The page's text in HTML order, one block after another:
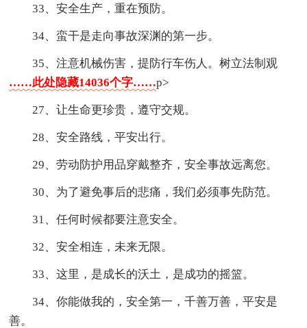
33、安全生产，重在预防。
34、蛮干是走向事故深渊的第一步。
35、注意机械伤害，提防行车伤人。树立法制观
……此处隐藏14036个字……p>
27、让生命更珍贵，遵守交规。
28、安全路线，平安出行。
29、劳动防护用品穿戴整齐，安全事故远离您。
30、为了避免事后的悲痛，我们必须事先防范。
31、任何时候都要注意安全。
32、安全相连，未来无限。
33、这里，是成长的沃土，是成功的摇篮。
34、你能做我的，安全第一，千善万善，平安是
善。